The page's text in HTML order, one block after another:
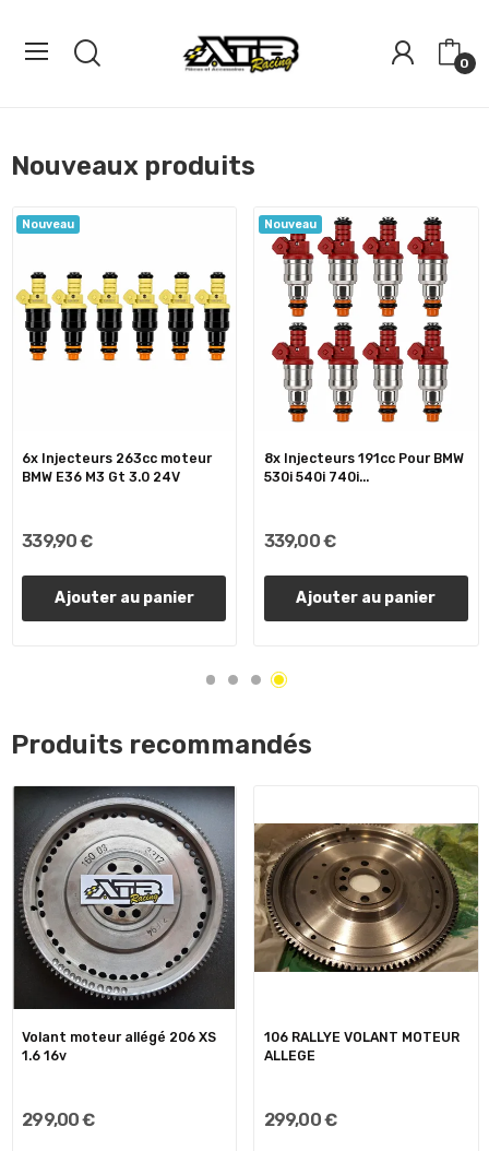
0
Nouveaux produits
Nouveau
6x Injecteurs 263cc moteur
BMW E36 M3 Gt 3.0 24V
339,90 €
Ajouter au panier
Nouveau
8x Injecteurs 191cc Pour BMW
530i 540i 740i...
339,00 €
Ajouter au panier
Produits recommandés
Volant moteur allégé 206 XS
1.6 16v
299,00 €
106 RALLYE VOLANT MOTEUR
ALLEGE
299,00 €